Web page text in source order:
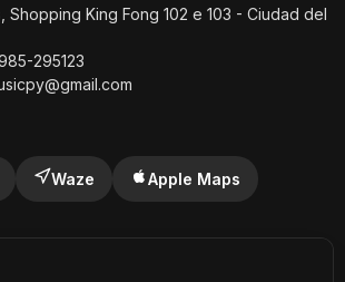
Shopping King Fong 102 e 103 - Ciudad del
295123
Waze Apple Maps